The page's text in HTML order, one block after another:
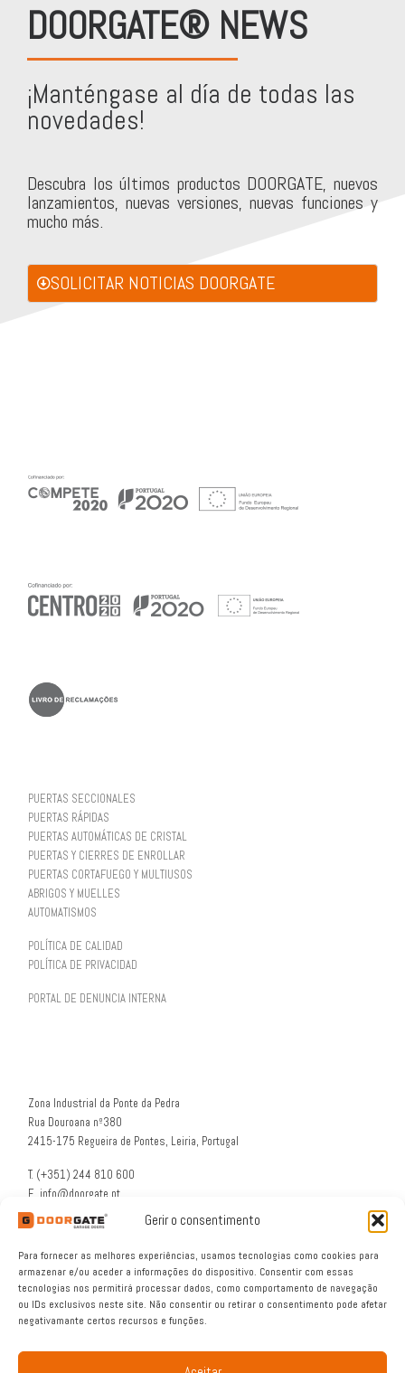
Gerir o consentimento
Para fornecer as melhores experiências, usamos tecnologias como cookies para
armazenar e/ou aceder a informações do dispositivo. Consentir com essas
tecnologias nos permitirá processar dados, como comportamento de navegação
ou IDs exclusivos neste site. Não consentir ou retirar o consentimento pode afetar
negativamante certos recursos e funções.
DOORGATE® NEWS
¡Manténgase al día de todas las
novedades!
Descubra los últimos productos DOORGATE, nuevos
lanzamientos, nuevas versiones, nuevas funciones y
mucho más.
SOLICITAR NOTICIAS DOORGATE
PUERTAS SECCIONALES
PUERTAS RÁPIDAS
PUERTAS AUTOMÁTICAS DE CRISTAL
PUERTAS Y CIERRES DE ENROLLAR
PUERTAS CORTAFUEGO Y MULTIUSOS
ABRIGOS Y MUELLES
AUTOMATISMOS
POLÍTICA DE CALIDAD
POLÍTICA DE PRIVACIDAD
PORTAL DE DENUNCIA INTERNA
Zona Industrial da Ponte da Pedra
Rua Douroana nº380
2415-175 Regueira de Pontes, Leiria, Portugal
T. (+351) 244 810 600
E. info@doorgate.pt
G. 39° 47 36 N 8° 49 46 W